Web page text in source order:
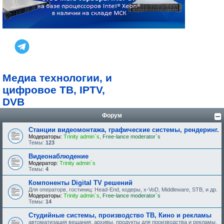
Медиа технологии, и
цифровое ТВ, IPTV,
DVB
Форум
Станции видеомонтажа, графические системы, рендеринг.
Модераторы: Trinity admin`s
Free-lance moderator`s
Темы: 123
Видеонаблюдение
Модератор: Trinity admin`s
Темы: 4
Компоненты Digital TV решений
Для операторв, гостиниц: Head-End, кодеры, x-VoD, Middleware, STB, и др.
Модераторы: Trinity admin`s
Free-lance moderator`s
Темы: 14
Студийные системы, производство ТВ, Кино и рекламы
автоматизация вещания, архивы, продукты для производства и рекламы.